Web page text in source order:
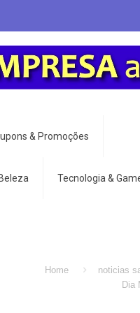
& Promoções
Tecnologia &
Home
noticias
Dia